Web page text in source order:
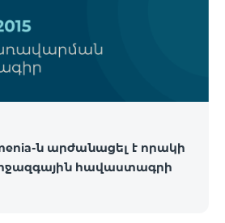
ն արժանացել է որակի
հավաստագրի